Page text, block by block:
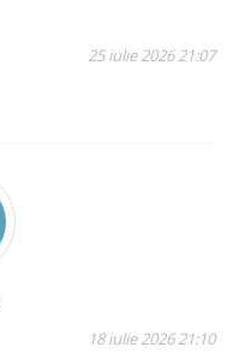
25 iulie 2026 21:07
18 iulie 2026 21:10